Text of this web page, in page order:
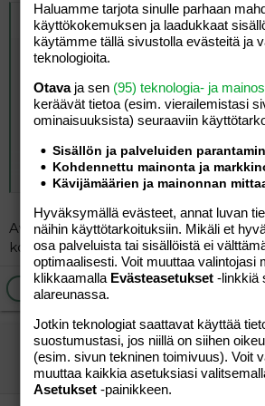
Alkuperäinen kirjoittajavier4s:
Kerrotko vähän tarkemmin tilanteesta?
isommat, sulla lapsi ja hänellä ei?
Oletteko naimisissa vai avoliitossa?
asuneet yhdessä?
Jos olette naimisissa, puolisoilla on
elatusvelvollisuus. (selitän tätä
naimisissa)
Periaatteessa taas lapsen kluista ei
mies vaan sinä ja hänen toinen
Meillä taas uusperheessämme..
lapsia edellisestä liitosta (vaikkakin eri
olemme naimisissa. Kaikki jaetaan,
"yhteisiä" - se maksaa, jolla on, ja
puolisoni, koska minulla on tällä
Emme katso, mistä kulu nyt on
mun lapsesta vai mistä. Ei tämä
mitenkään. Olemme yhdessä ja
Click to expand...
Avoliitossa, yhteinen lapsi tulossa,
kouluikäinen lapsi.
Ilmoita asiaton viesti
todellista?
Vieras
Haluamme tarjota sinulle parhaan
käyttökokemuksen ja laadukkaat
käytämme tällä sivustolla evästeitä ja
teknologioita.
Otavaja sen (95) teknologia- ja
keräävät tietoa (esim. vierailemis­tasi
ominaisuuk­sista) seuraaviin
Sisällön ja palveluiden
Kohdennettu mainonta ja
Kävijämäärien ja mainonnan
Hyväksymällä evästeet, annat luvan
näihin käyttötarkoituksiin. Mikäli et
osa palveluista tai sisällöistä ei
optimaalisesti. Voit muuttaa valintojasi
klikkaamalla Evästeasetukset -linkkiä
alareunassa.
Jotkin teknologiat saattavat käyttää
suostumustasi, jos niillä on siihen
(esim. sivun tekninen toimivuus). Voit
muuttaa kaikkia asetuksiasi
Asetukset -painikkeen.